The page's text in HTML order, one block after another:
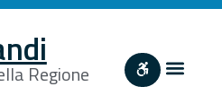
Regione